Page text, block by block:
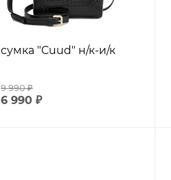
сумка "Cuud" н/к-и/к
9 990₽
6 990 ₽